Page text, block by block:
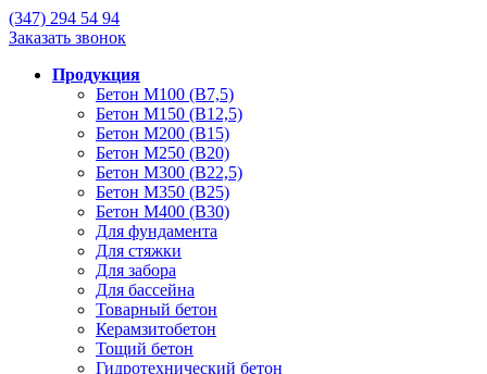
(347) 294 54 94
Заказать звонок
Продукция
Бетон М100 (В7,5)
Бетон М150 (В12,5)
Бетон М200 (В15)
Бетон М250 (В20)
Бетон М300 (В22,5)
Бетон М350 (В25)
Бетон М400 (В30)
Для фундамента
Для стяжки
Для забора
Для бассейна
Товарный бетон
Керамзитобетон
Тощий бетон
Гидротехнический бетон